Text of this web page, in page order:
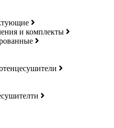
и комплекты